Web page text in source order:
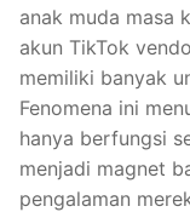
anak muda masa
akun TikTok
memiliki banyak
Fenomena ini
hanya berfungsi
menjadi magnet
pengalaman